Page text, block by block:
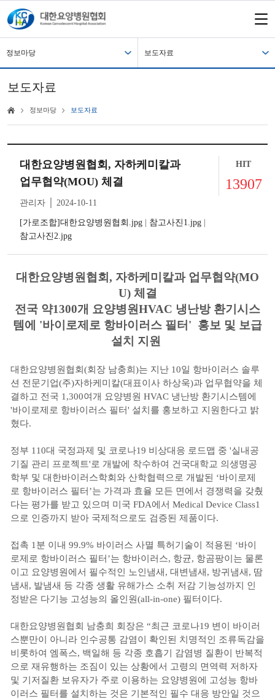
정보마당 보도자료
보도자료
정보마당 보도자료
대한요양병원협회, 자하케미칼과
업무협약(MOU) 체결
관리자 │ 2024-10-11
[가로조합]대한요양병원협회.jpg 참고사진1.jpg
참고사진2.jpg
HIT
13907
대한요양병원협회, 자하케미칼과 업무협약(MO
U) 체결
전국 약1300개 요양병원HVAC 냉난방 환기시스
템에 '바이로제로 항바이러스 필터' 홍보 및 보급
설치 지원
대한요양병원협회(회장 남충희)는 지난 10일 항바이러스 솔루
션 전문기업(주)자하케미칼(대표이사 하상욱)과 업무협약을 체
결하고 전국 1,300여개 요양병원 HVAC 냉난방 환기시스템에
'바이로제로 항바이러스 필터' 설치를 홍보하고 지원한다고 밝
혔다.
정부 110대 국정과제 및 코로나19 비상대응 로드맵 중 '실내공
기질 관리 프로젝트'로 개발에 착수하여 건국대학교 의생명공
학부 및 대한바이러스학회와 산학협력으로 개발된 ‘바이로제
로 항바이러스 필터’는 가격과 효율 모든 면에서 경쟁력을 갖췄
다는 평가를 받고 있으며 미국 FDA에서 Medical Device Class1
으로 인증까지 받아 국제적으로도 검증된 제품이다.
접촉 1분 이내 99.9% 바이러스 사멸 특허기술이 적용된 ‘바이
로제로 항바이러스 필터’는 항바이러스, 항균, 항곰팡이는 물론
이고 요양병원에서 필수적인 노인냄새, 대변냄새, 방귀냄새, 땀
냄새, 발냄새 등 각종 생활 유해가스 소취 저감 기능성까지 인
정받은 다기능 고성능의 올인원(all-in-one) 필터이다.
대한요양병원협회 남충희 회장은 “최근 코로나19 변이 바이러
스뿐만이 아니라 인수공통 감염이 확인된 치명적인 조류독감을
비롯하여 엠폭스, 백일해 등 각종 호흡기 감염병 질환이 반복적
으로 재유행하는 조짐이 있는 상황에서 고령의 면역력 저하자
및 기저질환 보유자가 주로 이용하는 요양병원에 고성능 항바
이러스 필터를 설치하는 것은 기본적인 필수 대응 방안일 것으